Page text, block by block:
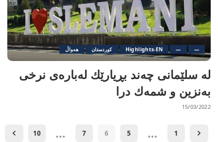
—
—
Highlights-EN کوردستان هەواڵ
لە سلێمانی چەند بڕیارێك لەبارەی نرخی
بەنزین و شمەك درا
15/03/2022
1
…
5
6
7
…
10